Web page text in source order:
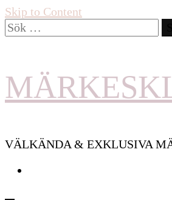
Skip to Content
Sök
efter:
VÄLKÄNDA & EXKLUSIVA